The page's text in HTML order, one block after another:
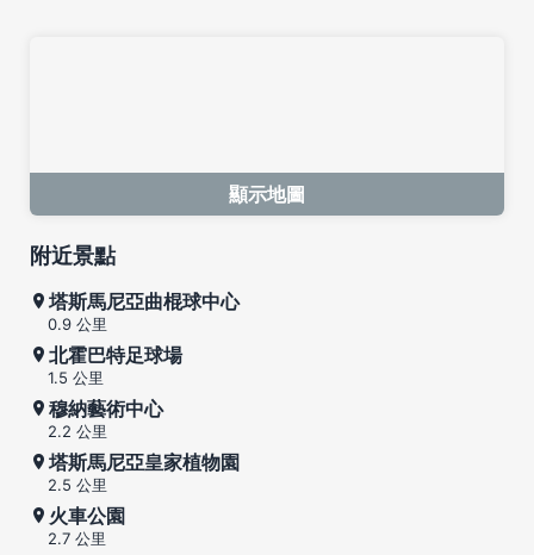
顯示地圖
附近景點
塔斯馬尼亞曲棍球中心
0.9 公里
北霍巴特足球場
1.5 公里
穆納藝術中心
2.2 公里
塔斯馬尼亞皇家植物園
2.5 公里
火車公園
2.7 公里